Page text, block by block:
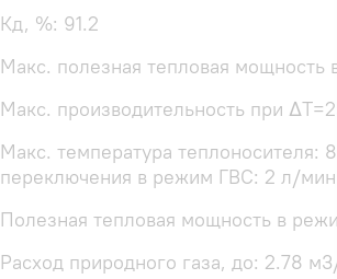
Кд, %: 91.2
Макс. полезная тепловая
Макс. производительность при
Макс. температура теплоносителя:
переключения в режим ГВС: 2 л/мин
Полезная тепловая мощность в
Расход природного газа, до: 2.78